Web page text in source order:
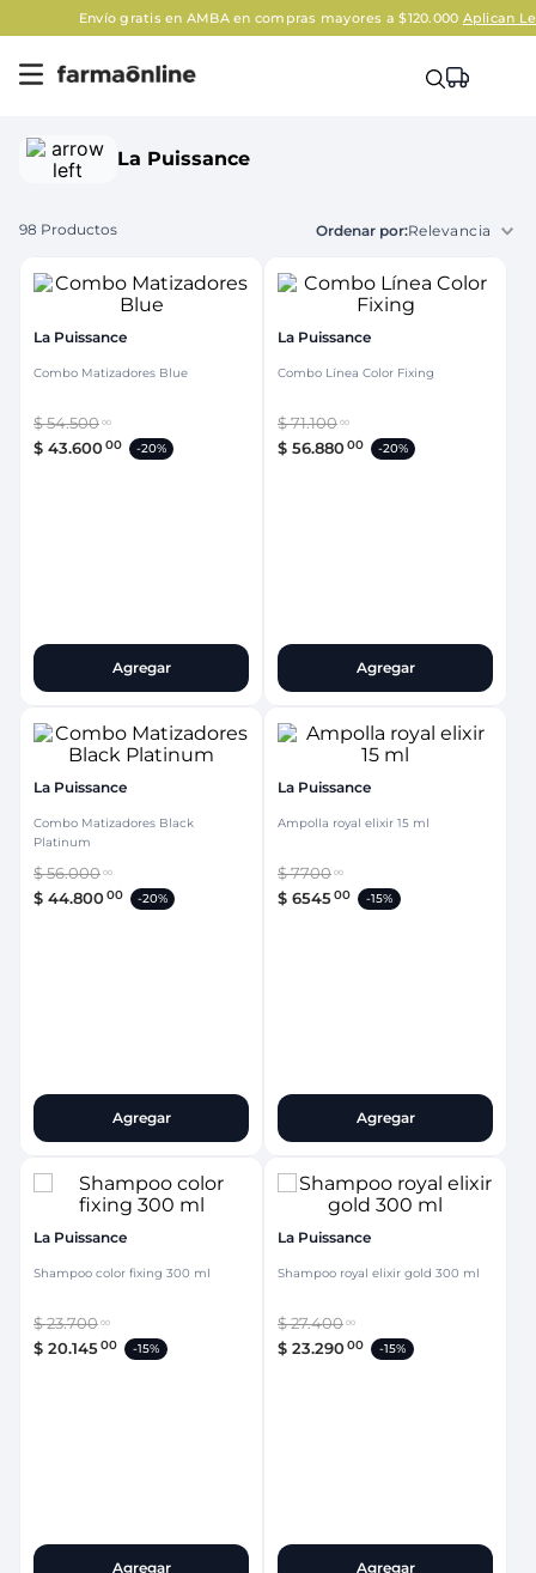
Envío gratis en AMBA en compras mayores a $120.000Aplican Legales
La Puissance
98 Productos Relevancia
La Puissance
Combo Matizadores Blue
$54.500 00
$ 43.60000 -20%
Agregar
La Puissance
Combo Línea Color Fixing
$71.100 00
$ 56.88000 -20%
Agregar
La Puissance
Combo Matizadores Black
Platinum
$56.000 00
$ 44.80000 -20%
Agregar
La Puissance
Ampolla royal elixir 15 ml
$7700 00
$ 654500 -15%
Agregar
La Puissance
Shampoo color fixing 300 ml
$23.700 00
$ 20.14500 -15%
Agregar
La Puissance
Shampoo royal elixir gold 300 ml
$27.400 00
$ 23.29000 -15%
Agregar